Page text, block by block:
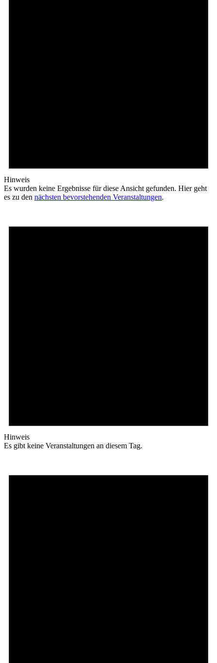
Hinweis
Es wurden keine Ergebnisse für diese Ansicht gefunden. Hier geht
es zu den nächsten bevorstehenden Veranstaltungen.
Hinweis
Es gibt keine Veranstaltungen an diesem Tag.